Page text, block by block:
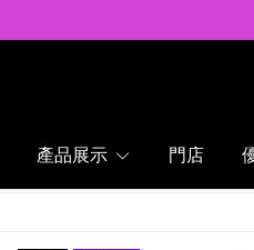
產品展示 門店